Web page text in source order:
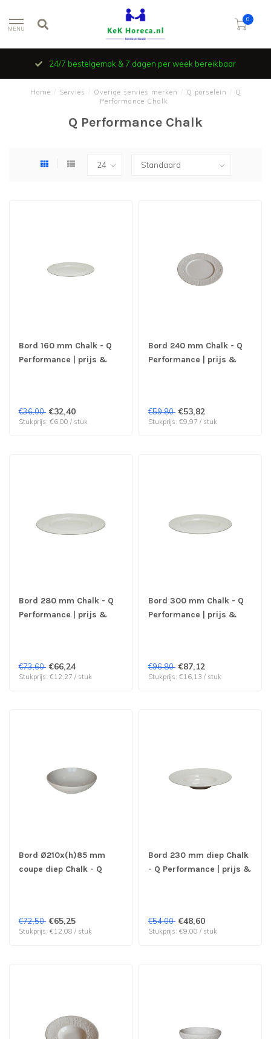
MENU
0
24/7 bestelgemak & 7 dagen per week bereikbaar
Home Servies Overige servies merken Q porselein
Q
Performance Chalk
Q Performance Chalk
Bord 160 mm Chalk - Q
Performance | prijs &
€36,00 €32,40
Stukprijs: €6,00 / stuk
Bord 240 mm Chalk - Q
Performance | prijs &
€59,80 €53,82
Stukprijs: €9,97 / stuk
Bord 280 mm Chalk - Q
Performance | prijs &
€73,60 €66,24
Stukprijs: €12,27 / stuk
Bord 300 mm Chalk - Q
Performance | prijs &
€96,80 €87,12
Stukprijs: €16,13 / stuk
Bord Ø210x(h)85 mm
coupe diep Chalk - Q
€72,50 €65,25
Stukprijs: €12,08 / stuk
Bord 230 mm diep Chalk
- Q Performance | prijs &
€54,00 €48,60
Stukprijs: €9,00 / stuk